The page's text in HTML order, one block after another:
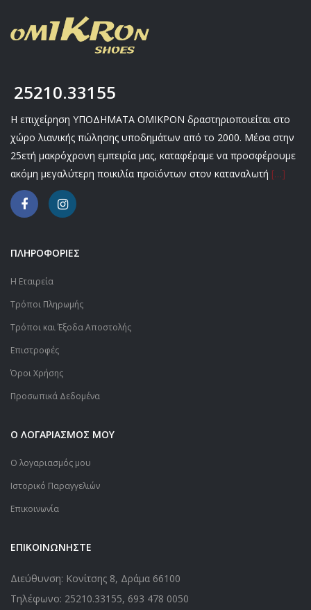
25210.33155
Η επιχείρηση ΥΠΟΔΗΜΑΤΑ ΟΜΙΚΡΟΝ δραστηριοποιείται στο
χώρο λιανικής πώλησης υποδημάτων από το 2000. Μέσα στην
25ετή μακρόχρονη εμπειρία μας, καταφέραμε να προσφέρουμε
ακόμη μεγαλύτερη ποικιλία προϊόντων στον καταναλωτή […]
ΠΛΗΡΟΦΟΡΙΕΣ
Η Εταιρεία
Τρόποι Πληρωμής
Τρόποι και Έξοδα Αποστολής
Επιστροφές
Όροι Χρήσης
Προσωπικά Δεδομένα
Ο ΛΟΓΑΡΙΑΣΜΟΣ ΜΟΥ
Ο λογαριασμός μου
Ιστορικό Παραγγελιών
Επικοινωνία
ΕΠΙΚΟΙΝΩΝΗΣΤΕ
Διεύθυνση: Κονίτσης 8, Δράμα 66100
Τηλέφωνο: 25210.33155, 693 478 0050